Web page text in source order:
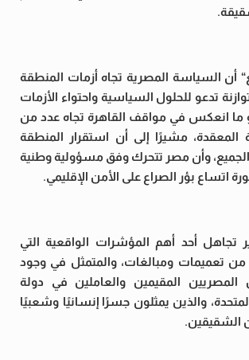
أن السياسة المصرية تجاه أزمات المنطقة
تدعو للحلول السياسية واحتواء الأزمات
ما انعكس في مواقف القاهرة تجاه عدد من
المعقدة، مشيرًا إلى أن استقرار المنطقة
وأن مصر تتحرك وفق مسؤولية وطنية
اتساع بؤر الصراع على الأمن الإقليمي.
تجاهل أحد أهم المؤشرات الواقعية التي
تعميمات ومبالغات، والمتمثل في وجود
المصريين المقيمين والعاملين في دولة
والذين يمثلون جسرًا إنسانيًا وشعبيًا
الشقيقين.